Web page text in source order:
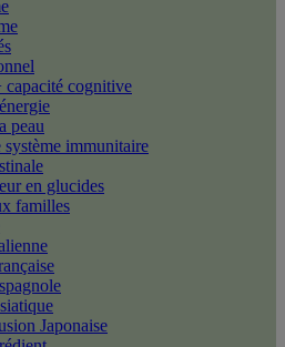
capacité cognitive
peau
système immunitaire
en glucides
familles
Japonaise